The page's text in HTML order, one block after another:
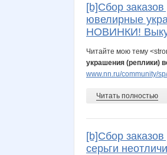
[b]Сбор
ювелирные
НОВИНКИ!
Читайте мою тему
украшения (реплики)
www.nn.ru/community/
Читать полностью
[b]Сбор
серьги